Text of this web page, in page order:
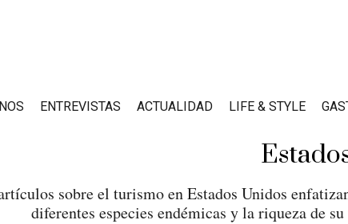
ENTREVISTAS ACTUALIDAD LIFE & STYLE
sobre el turismo en Estados Unidos
diferentes especies endémicas y la riqueza de